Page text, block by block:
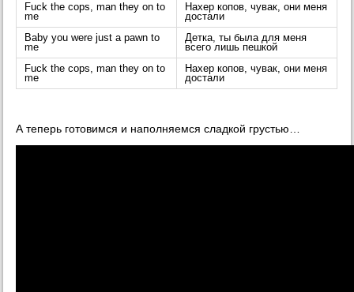
Fuck the cops, man they on to
me
Нахер копов, чувак, они меня
достали
Baby you were just a pawn to
me
Детка, ты была для меня
всего лишь пешкой
Fuck the cops, man they on to
me
Нахер копов, чувак, они меня
достали
А теперь готовимся и наполняемся сладкой грустью…